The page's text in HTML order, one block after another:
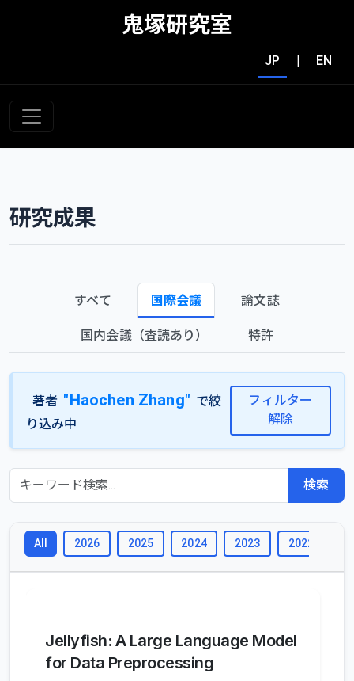
鬼塚研究室
JP | EN
研究成果
すべて 国際会議 論文誌
国内会議（査読あり） 特許
著者 "Haochen Zhang" で絞
り込み中
フィルター
解除
検索
All 2026 2025 2024 2023 2022
Jellyfish: A Large Language Model
for Data Preprocessing